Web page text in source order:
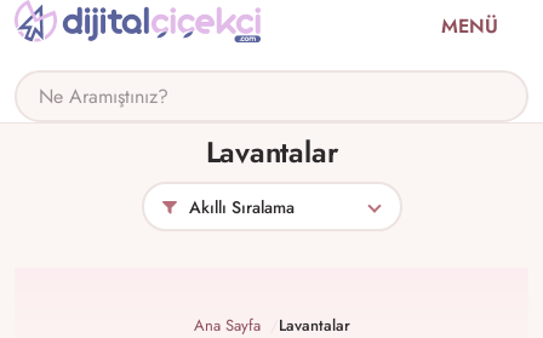
MENÜ
Lavantalar
Ana Sayfa Lavantalar